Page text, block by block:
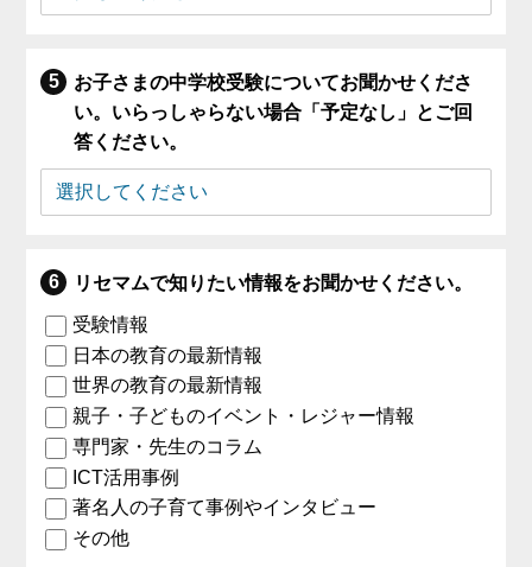
お子さまの中学校受験についてお聞かせくださ
い。いらっしゃらない場合「予定なし」とご回
答ください。
リセマムで知りたい情報をお聞かせください。
受験情報
日本の教育の最新情報
世界の教育の最新情報
親子・子どものイベント・レジャー情報
専門家・先生のコラム
ICT活用事例
著名人の子育て事例やインタビュー
その他